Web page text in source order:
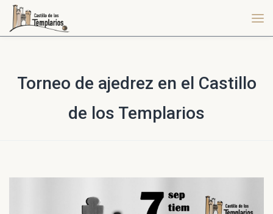
Torneo de ajedrez en el Castillo
de los Templarios